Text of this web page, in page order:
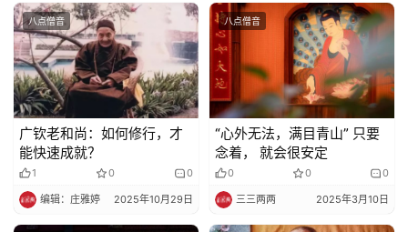
八点僧音
广钦老和尚：如何修行，才
能快速成就？
1 0 0
编辑：庄雅婷 2025年10月29日
八点僧音
“心外无法，满目青山” 只要
念着， 就会很安定
0 0 0
三三两两 2025年3月10日